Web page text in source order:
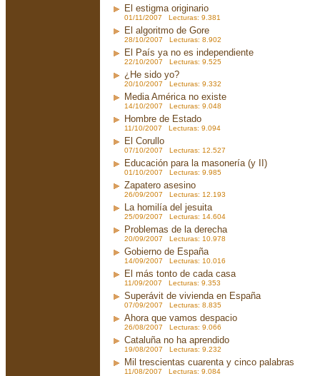
El estigma originario
01/11/2007 Lecturas: 9.381
El algoritmo de Gore
28/10/2007 Lecturas: 8.902
El País ya no es independiente
22/10/2007 Lecturas: 9.525
¿He sido yo?
20/10/2007 Lecturas: 9.332
Media América no existe
14/10/2007 Lecturas: 9.048
Hombre de Estado
11/10/2007 Lecturas: 9.094
El Corullo
07/10/2007 Lecturas: 12.527
Educación para la masonería (y II)
01/10/2007 Lecturas: 9.985
Zapatero asesino
26/09/2007 Lecturas: 12.193
La homilía del jesuita
25/09/2007 Lecturas: 14.604
Problemas de la derecha
20/09/2007 Lecturas: 10.978
Gobierno de España
14/09/2007 Lecturas: 10.016
El más tonto de cada casa
11/09/2007 Lecturas: 9.353
Superávit de vivienda en España
07/09/2007 Lecturas: 8.835
Ahora que vamos despacio
26/08/2007 Lecturas: 9.066
Cataluña no ha aprendido
19/08/2007 Lecturas: 9.232
Mil trescientas cuarenta y cinco palabras
11/08/2007 Lecturas: 9.084